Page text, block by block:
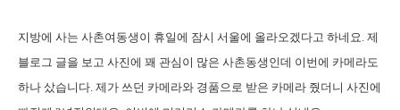
지방에 사는 사촌여동생이 휴일에 잠시 서울에 올라오겠다고 하네요. 제
블로그 글을 보고 사진에 꽤 관심이 많은 사촌동생인데 이번에 카메라도
하나 샀습니다. 제가 쓰던 카메라와 경품으로 받은 카메라 줬더니 사진에